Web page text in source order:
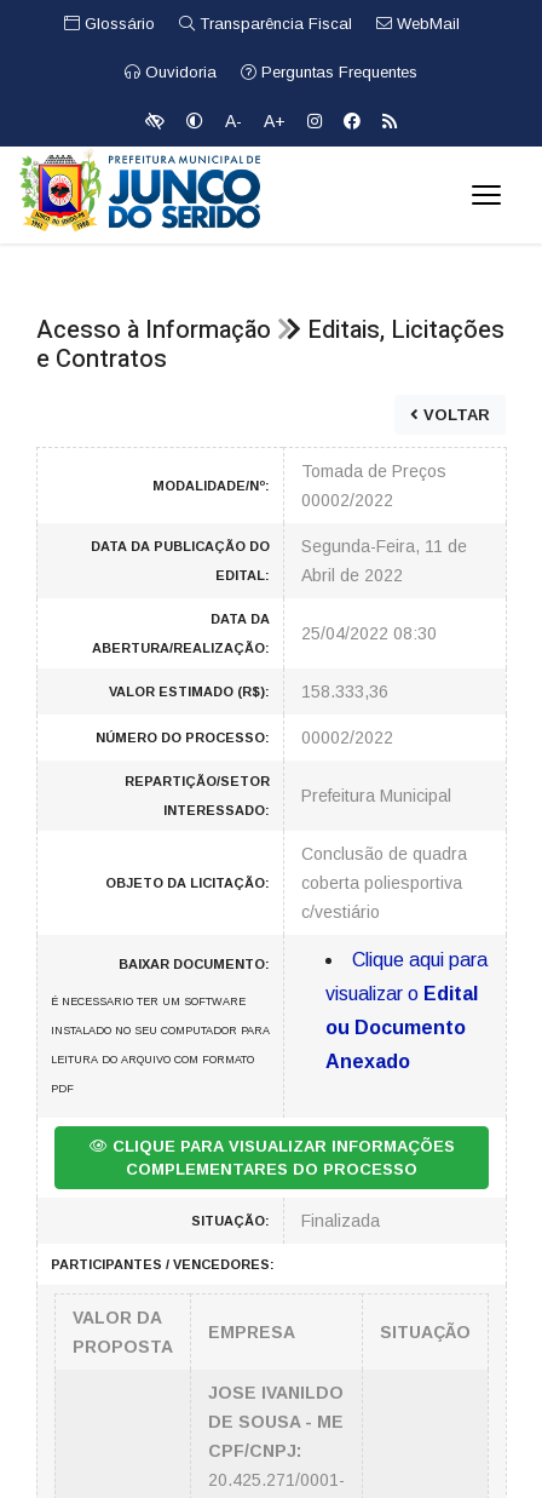
Glossário Transparência Fiscal WebMail
Ouvidoria Perguntas Frequentes
A- A+
Acesso à Informação
Editais, Licitações
e Contratos
VOLTAR
MODALIDADE/Nº:
Tomada de Preços
00002/2022
DATA DA PUBLICAÇÃO DO
EDITAL:
Segunda-Feira, 11 de
Abril de 2022
DATA DA
ABERTURA/REALIZAÇÃO:
25/04/2022 08:30
VALOR ESTIMADO (R$): 158.333,36
NÚMERO DO PROCESSO: 00002/2022
REPARTIÇÃO/SETOR
INTERESSADO:
Prefeitura Municipal
OBJETO DA LICITAÇÃO:
Conclusão de quadra
coberta poliesportiva
c/vestiário
BAIXAR DOCUMENTO:
É NECESSARIO TER UM SOFTWARE
INSTALADO NO SEU COMPUTADOR PARA
LEITURA DO ARQUIVO COM FORMATO
PDF
Clique aqui para
visualizar o Edital
ou Documento
Anexado
CLIQUE PARA VISUALIZAR INFORMAÇÕES
COMPLEMENTARES DO PROCESSO
SITUAÇÃO: Finalizada
PARTICIPANTES / VENCEDORES:
VALOR DA
PROPOSTA
EMPRESA SITUAÇÃO
JOSE IVANILDO
DE SOUSA - ME
CPF/CNPJ:
20.425.271/0001-